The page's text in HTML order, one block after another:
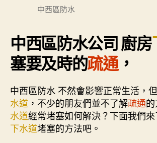
中西區防水
中西區防水公司 廚房
塞要及時的疏通，
中西區防水 不然會影響正常生活，
水道 ，不少的朋友們並不了解疏通
水道經常堵塞如何解決？下面我們
下水道堵塞的方法吧。